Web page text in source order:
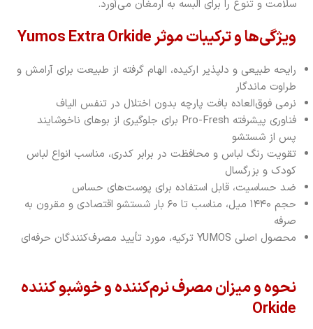
سلامت و تنوع را برای البسه به ارمغان می‌آورد.
ویژگی‌ها و ترکیبات موثر Yumos Extra Orkide
رایحه طبیعی و دلپذیر ارکیده، الهام گرفته از طبیعت برای آرامش و
طراوت ماندگار
نرمی فوق‌العاده بافت پارچه بدون اختلال در تنفس الیاف
فناوری پیشرفته Pro-Fresh برای جلوگیری از بوهای ناخوشایند
پس از شستشو
تقویت رنگ لباس و محافظت در برابر کدری، مناسب انواع لباس
کودک و بزرگسال
ضد حساسیت، قابل استفاده برای پوست‌های حساس
حجم ۱۴۴۰ میل، مناسب تا ۶۰ بار شستشو اقتصادی و مقرون به
صرفه
محصول اصلی YUMOS ترکیه، مورد تأیید مصرف‌کنندگان حرفه‌ای
نحوه و میزان مصرف نرم‌کننده و خوشبو کننده
Orkide